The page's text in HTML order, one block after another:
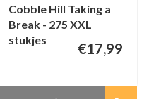
Cobble Hill Taking a
Break - 275 XXL
stukjes
€17,99